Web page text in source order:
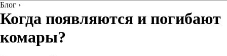
Блог ›
Когда появляются и погибают
комары?